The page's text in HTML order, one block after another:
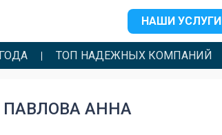
НАШИ УСЛУГИ
ТОП НАДЕЖНЫХ КОМПАНИЙ
ПАВЛОВА АННА